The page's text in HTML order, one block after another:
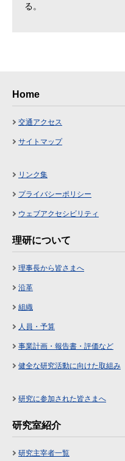
る。
Home
交通アクセス
サイトマップ
リンク集
プライバシーポリシー
ウェブアクセシビリティ
理研について
理事長から皆さまへ
沿革
組織
人員・予算
事業計画・報告書・評価など
健全な研究活動に向けた取組み
研究に参加された皆さまへ
研究室紹介
研究主宰者一覧